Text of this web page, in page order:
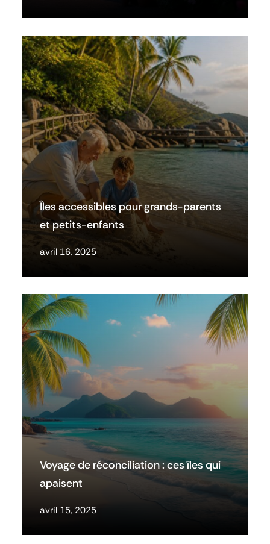
Îles accessibles pour grands-parents
et petits-enfants
avril 16, 2025
Voyage de réconciliation : ces îles qui
apaisent
avril 15, 2025